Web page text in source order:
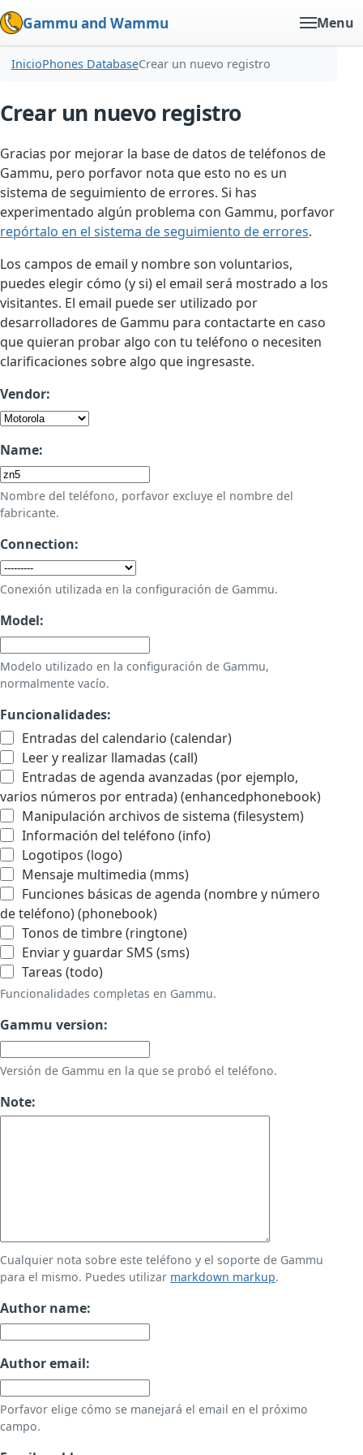
Gammu and Wammu Menu
InicioPhones DatabaseCrear un nuevo registro
Crear un nuevo registro
Gracias por mejorar la base de datos de teléfonos de
Gammu, pero porfavor nota que esto no es un
sistema de seguimiento de errores. Si has
experimentado algún problema con Gammu, porfavor
repórtalo en el sistema de seguimiento de errores.
Los campos de email y nombre son voluntarios,
puedes elegir cómo (y si) el email será mostrado a los
visitantes. El email puede ser utilizado por
desarrolladores de Gammu para contactarte en caso
que quieran probar algo con tu teléfono o necesiten
clarificaciones sobre algo que ingresaste.
Vendor:
Name:
Nombre del teléfono, porfavor excluye el nombre del
fabricante.
Connection:
Conexión utilizada en la configuración de Gammu.
Model:
Modelo utilizado en la configuración de Gammu,
normalmente vacío.
Funcionalidades:
Entradas del calendario (calendar)
Leer y realizar llamadas (call)
Entradas de agenda avanzadas (por ejemplo,
varios números por entrada) (enhancedphonebook)
Manipulación archivos de sistema (filesystem)
Información del teléfono (info)
Logotipos (logo)
Mensaje multimedia (mms)
Funciones básicas de agenda (nombre y número
de teléfono) (phonebook)
Tonos de timbre (ringtone)
Enviar y guardar SMS (sms)
Tareas (todo)
Funcionalidades completas en Gammu.
Gammu version:
Versión de Gammu en la que se probó el teléfono.
Note:
Cualquier nota sobre este teléfono y el soporte de Gammu
para el mismo. Puedes utilizar markdown markup.
Author name:
Author email:
Porfavor elige cómo se manejará el email en el próximo
campo.